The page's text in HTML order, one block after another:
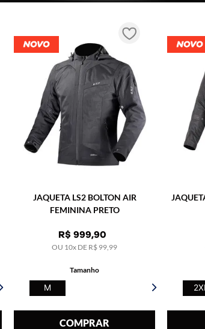
JAQUETA LS2 BOLTON AIR
FEMININA PRETO
R$ 999,90
OU 10x DE R$ 99 99
Tamanho
M
COMPRAR
2XL
INDISPONÍVEL